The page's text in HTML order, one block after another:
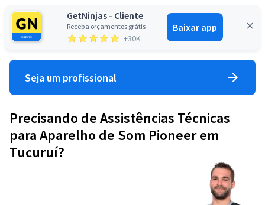
GetNinjas - Cliente
Receba orçamentos grátis
+30K
Baixar app
Entrar
Seja um profissional
Precisando de Assistências Técnicas
para Aparelho de Som Pioneer em
Tucuruí?